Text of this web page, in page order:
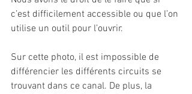
c’est difficilement accessible ou que l’on
utilise un outil pour l’ouvrir.
Sur cette photo, il est impossible de
différencier les différents circuits se
trouvant dans ce canal. De plus, la